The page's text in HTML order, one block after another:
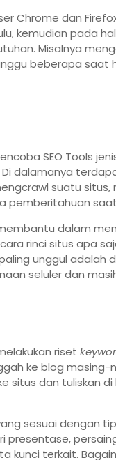
Chrome dan
kemudian pada
Misalnya
beberapa saat
SEO Tools
dalamanya
suatu
pemberitahuan
dalam
rinci situs apa
unggul adalah
seluler dan
riset
ke blog masing-
situs dan tuliskan di
sesuai dengan
presentase,
kunci terkait.